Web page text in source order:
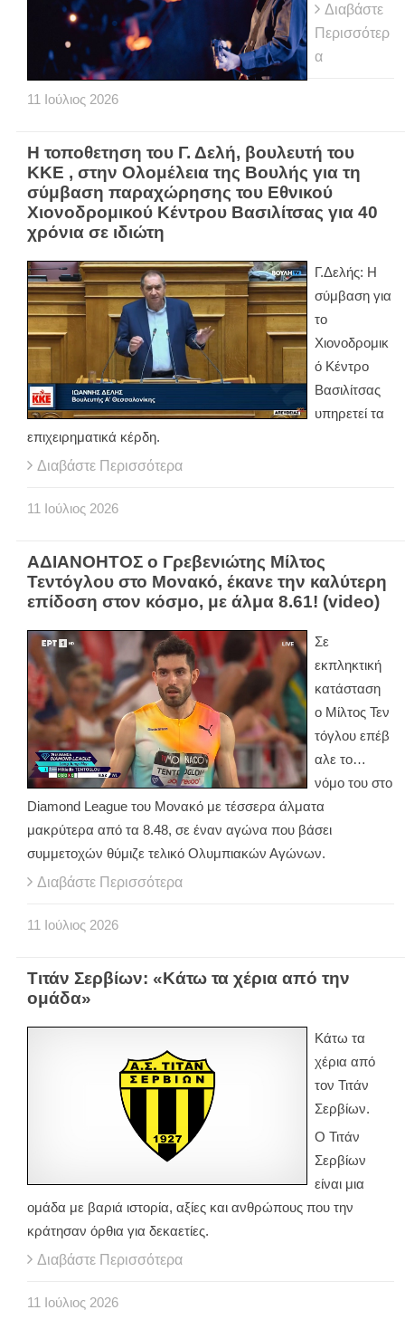
Διαβάστε
Περισσότερ
α
11 Ιούλιος 2026
Η τοποθετηση του Γ. Δελή, βουλευτή του
ΚΚΕ , στην Ολομέλεια της Βουλής για τη
σύμβαση παραχώρησης του Εθνικού
Χιονοδρομικού Κέντρου Βασιλίτσας για 40
χρόνια σε ιδιώτη
Γ.Δελής: Η
σύμβαση για
το
Χιονοδρομικ
ό Κέντρο
Βασιλίτσας
υπηρετεί τα
επιχειρηματικά κέρδη.
Διαβάστε Περισσότερα
11 Ιούλιος 2026
ΑΔΙΑΝΟΗΤΟΣ ο Γρεβενιώτης Μίλτος
Τεντόγλου στο Μονακό, έκανε την καλύτερη
επίδοση στον κόσμο, με άλμα 8.61! (video)
Σε
εκπληκτική
κατάσταση
ο Μίλτος Τεν
τόγλου επέβ
αλε το…
νόμο του στο
Diamond League του Μονακό με τέσσερα άλματα
μακρύτερα από τα 8.48, σε έναν αγώνα που βάσει
συμμετοχών θύμιζε τελικό Ολυμπιακών Αγώνων.
Διαβάστε Περισσότερα
11 Ιούλιος 2026
Τιτάν Σερβίων: «Κάτω τα χέρια από την
ομάδα»
Κάτω τα
χέρια από
τον Τιτάν
Σερβίων.
Ο Τιτάν
Σερβίων
είναι μια
ομάδα με βαριά ιστορία, αξίες και ανθρώπους που την
κράτησαν όρθια για δεκαετίες.
Διαβάστε Περισσότερα
11 Ιούλιος 2026